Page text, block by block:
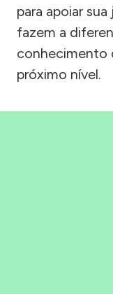
para apoiar
fazem a
conhecimento
próximo nível.